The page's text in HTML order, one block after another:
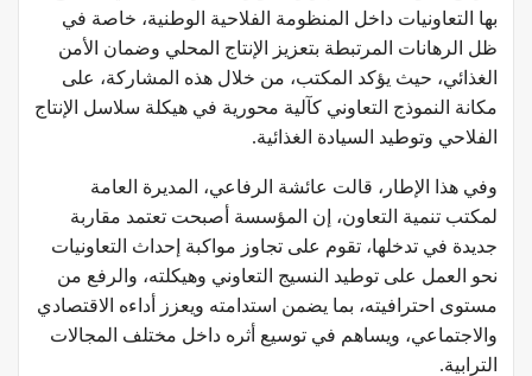
بها التعاونيات داخل المنظومة الفلاحية الوطنية، خاصة في
ظل الرهانات المرتبطة بتعزيز الإنتاج المحلي وضمان الأمن
الغذائي، حيث يؤكد المكتب، من خلال هذه المشاركة، على
مكانة النموذج التعاوني كآلية محورية في هيكلة سلاسل الإنتاج
الفلاحي وتوطيد السيادة الغذائية.
وفي هذا الإطار، قالت عائشة الرفاعي، المديرة العامة
لمكتب تنمية التعاون، إن المؤسسة أصبحت تعتمد مقاربة
جديدة في تدخلها، تقوم على تجاوز مواكبة إحداث التعاونيات
نحو العمل على توطيد النسيج التعاوني وهيكلته، والرفع من
مستوى احترافيته، بما يضمن استدامته ويعزز أداءه الاقتصادي
والاجتماعي، ويساهم في توسيع أثره داخل مختلف المجالات
الترابية.